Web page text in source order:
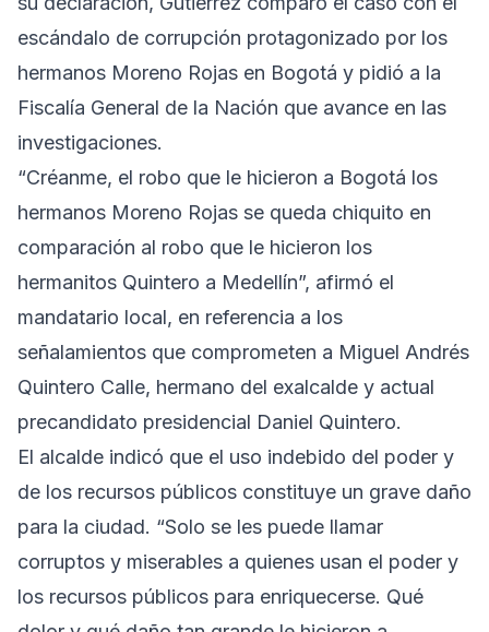
escándalo de corrupción protagonizado por los
hermanos Moreno Rojas en Bogotá y pidió a la
Fiscalía General de la Nación que avance en las
investigaciones.
“Créanme, el robo que le hicieron a Bogotá los
hermanos Moreno Rojas se queda chiquito en
comparación al robo que le hicieron los
hermanitos Quintero a Medellín”, afirmó el
mandatario local, en referencia a los
señalamientos que comprometen a Miguel Andrés
Quintero Calle, hermano del exalcalde y actual
precandidato presidencial Daniel Quintero.
El alcalde indicó que el uso indebido del poder y
de los recursos públicos constituye un grave daño
para la ciudad. “Solo se les puede llamar
corruptos y miserables a quienes usan el poder y
los recursos públicos para enriquecerse. Qué